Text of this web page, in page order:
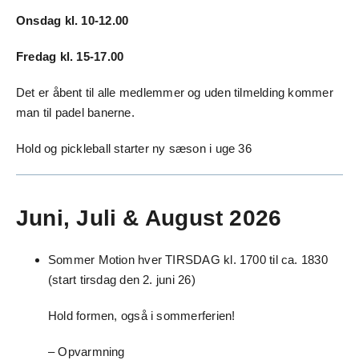
Onsdag kl. 10-12.00
Fredag kl. 15-17.00
Det er åbent til alle medlemmer og uden tilmelding kommer
man til padel banerne.
Hold og pickleball starter ny sæson i uge 36
Juni, Juli & August 2026
Sommer Motion hver TIRSDAG kl. 1700 til ca. 1830
(start tirsdag den 2. juni 26)
Hold formen, også i sommerferien!
– Opvarmning